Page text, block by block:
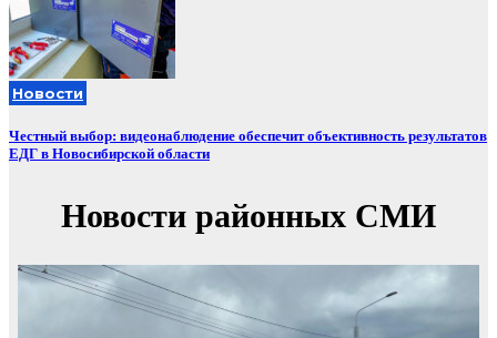
Новости
Честный выбор: видеонаблюдение обеспечит объективность результатов
ЕДГ в Новосибирской области